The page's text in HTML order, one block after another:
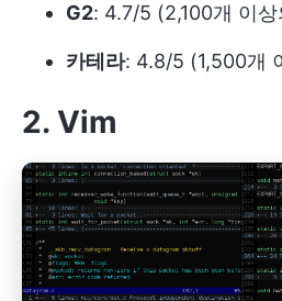
G2: 4.7/5 (2,100개 이상
카테라: 4.8/5 (1,500개
2. Vim